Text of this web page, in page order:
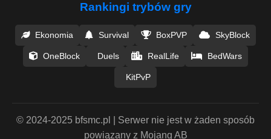
Rankingi trybów gry
Ekonomia Survival BoxPVP SkyBlock
OneBlock Duels RealLife BedWars
KitPvP
© 2024-2025 bfsmc.pl | Serwer nie jest w żaden sposób
powiązany z Mojang AB